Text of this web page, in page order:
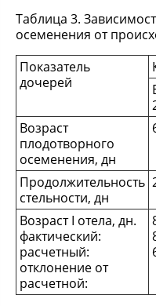
Таблица 3.
осеменения от
Показатель
дочерей
Возраст
плодотворного
осеменения, дн
Продолжительность
стельности, дн
Возраст Ӏ отела, дн.
фактический:
расчетный:
отклонение от
расчетной: